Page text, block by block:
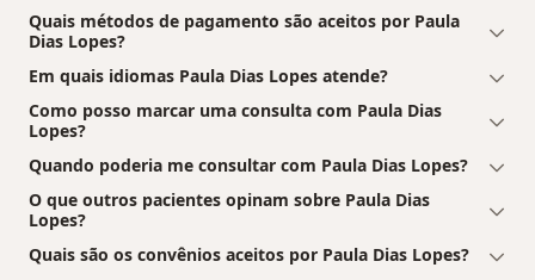
Quais métodos de pagamento são aceitos por Paula
Dias Lopes?
Em quais idiomas Paula Dias Lopes atende?
Como posso marcar uma consulta com Paula Dias
Lopes?
Quando poderia me consultar com Paula Dias Lopes?
O que outros pacientes opinam sobre Paula Dias
Lopes?
Quais são os convênios aceitos por Paula Dias Lopes?